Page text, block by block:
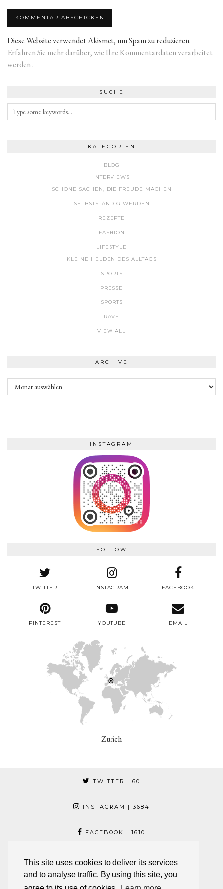
This site uses cookies to deliver its services
and to analyse traffic. By using this site, you
Diese Website verwendet Akismet, um Spam zu reduzieren.
Erfahren Sie mehr darüber, wie Ihre Kommentardaten verarbeitet
werden.
SUCHE
KATEGORIEN
BLOG
INTERVIEWS
SCHÖNE SACHEN, DIE FREUDE MACHEN
SELBSTSTÄNDIG WERDEN
REZEPTE
FASHION
LIFESTYLE
KLEINE HELDEN DES ALLTAGS
SPORTS
PRESSE
SPORTS
TRAVEL
VIEW ALL
ARCHIVE
Archive
INSTAGRAM
FOLLOW
TWITTER INSTAGRAM FACEBOOK
PINTEREST YOUTUBE EMAIL
Zurich
TWITTER | 60
INSTAGRAM | 3684
FACEBOOK | 1610
PINTEREST | 17